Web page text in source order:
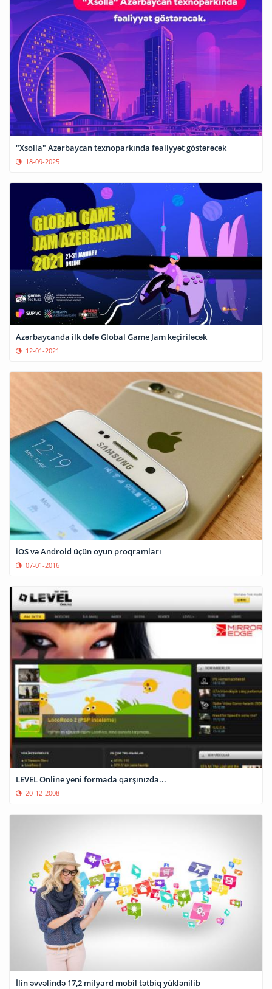
"Xsolla" Azərbaycan texnoparkında fəaliyyət göstərəcək
18-09-2025
Azərbaycanda ilk dəfə Global Game Jam keçiriləcək
12-01-2021
iOS və Android üçün oyun proqramları
07-01-2016
LEVEL Online yeni formada qarşınızda...
20-12-2008
İlin əvvəlində 17,2 milyard mobil tətbiq yüklənilib